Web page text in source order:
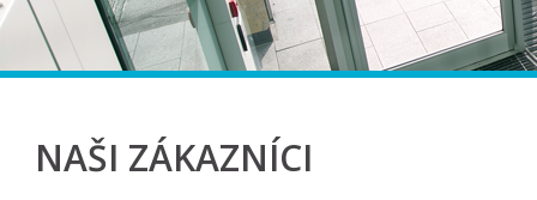
NAŠI ZÁKAZNÍCI